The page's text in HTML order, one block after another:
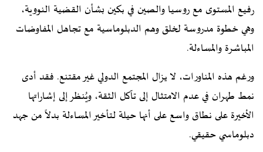
رفيع المستوى مع روسيا والصين في بكين بشأن القضية النووية،
وهي خطوة مدروسة لخلق وهم الدبلوماسية مع تجاهل المفاوضات
المباشرة والمساءلة.
ورغم هذه المناورات، لا يزال المجتمع الدولي غير مقتنع. فقد أدى
نمط طهران في عدم الامتثال إلى تآكل الثقة، ويُنظر إلى إشاراتها
الأخيرة على نطاق واسع على أنها حيلة لتأخير المساءلة بدلاً من جهد
دبلوماسي حقيقي.